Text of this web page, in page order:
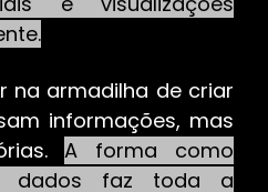
na armadilha de criar
informações, mas
A forma como
dados faz toda a